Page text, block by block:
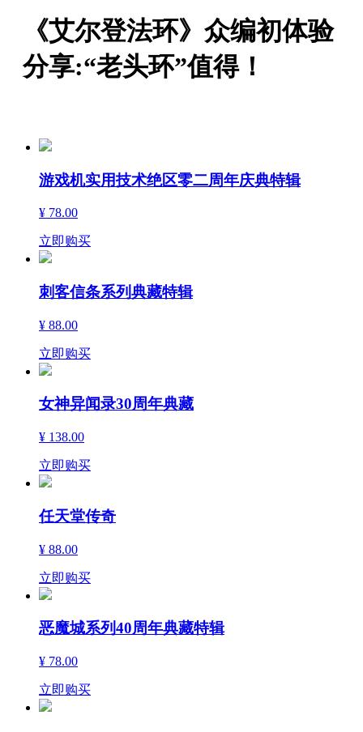
《艾尔登法环》众编初体验
分享:“老头环”值得！
游戏机实用技术绝区零二周年庆典特辑
¥ 78.00
立即购买
刺客信条系列典藏特辑
¥ 88.00
立即购买
女神异闻录30周年典藏
¥ 138.00
立即购买
任天堂传奇
¥ 88.00
立即购买
恶魔城系列40周年典藏特辑
¥ 78.00
立即购买